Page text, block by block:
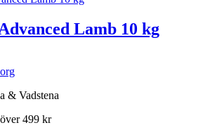
Lamb 10 kg
& Vadstena
499 kr